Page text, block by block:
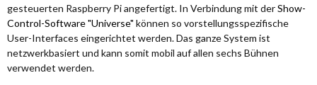
gesteuerten Raspberry Pi angefertigt. In Verbindung mit derShow-
Control-Software "Universe" können so vorstellungsspezifische
User-Interfaces eingerichtet werden. Das ganze System ist
netzwerkbasiert und kann somit mobil auf allen sechs Bühnen
verwendet werden.